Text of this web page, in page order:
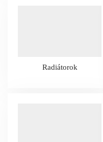
Radiátorok